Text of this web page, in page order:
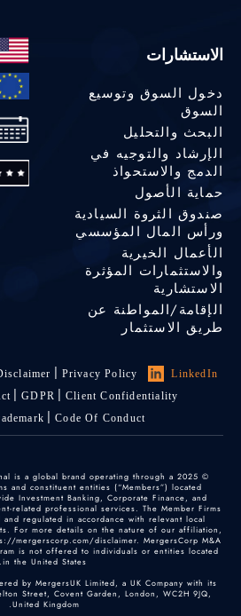
الاستشارات
دخول السوق وتوسيع
السوق
البحث والتحليل
الإرشاد والتوجيه في
الدمج والاستحواذ
حماية الأصول
صندوق الثروة السيادية
ورأس المال المؤسسي
الأعمال الخيرية
والاستثمارات المؤثرة
الاستشارية
الإقامة/المواطنة عن
طريق الاستثمار
LinkedIn
Privacy Policy
Client Confidentiality
GDPR
Code Of Conduct
is a global brand operating through a
and constituent entities (“Members”) located
Investment Banking, Corporate Finance, and
related professional services. The Member Firms
and regulated in accordance with relevant local
For more details on the nature of our affiliation,
mergerscorp.com/disclaimer. MergersCorp M&A
is not offered to individuals or entities located
in the United States.
by MergersUK Limited, a UK Company with its
Street, Covent Garden, London, WC2H 9JQ,
United Kingdom.